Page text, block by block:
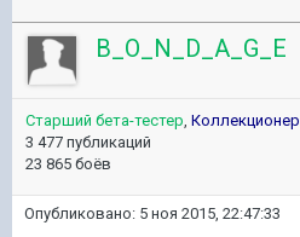
B_O_N_D_A_G_E
Старший бета-тестер Коллекционер
3 477 публикаций
23 865 боёв
Опубликовано: 5 ноя 2015, 22:47:33